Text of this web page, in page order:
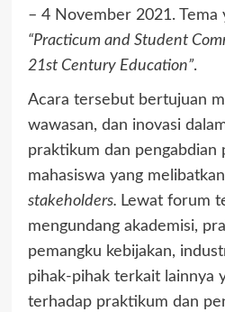
– 4 November 2021. Tema
“Practicum and Student
21st Century Education”.
Acara tersebut bertujuan
wawasan, dan inovasi
praktikum dan pengabdian
mahasiswa yang
stakeholders. Lewat forum
mengundang akademisi,
pemangku kebijakan,
pihak-pihak terkait lainnya
terhadap praktikum dan